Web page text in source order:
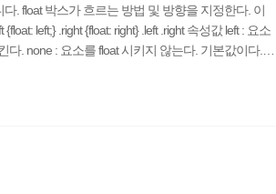
. float 박스가 흐르는 방법 및 방향을 지정한다. 이
left;} .right {float: right} .left .right 속성값 left : 요소
. none : 요소를 float 시키지 않는다. 기본값이다. in
지원 inherit 값은 IE7 이하는 지원하지 않는다. IE8